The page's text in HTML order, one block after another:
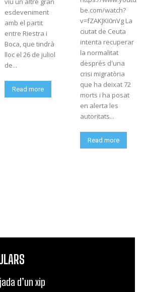
esdeveniment
amb el partit
entre Riestra i
Boca, que tindrà
lloc el 26 de juliol
de...
Read more
be.com/watch?
v=fZAKJKI0nVg La
ciutat de Ceuta
intenta recuperar
la normalitat
després d'una
crisi migratòria
que ha deixat 72
morts i ha posat
en alerta les
autoritats...
Read more
d’un xip